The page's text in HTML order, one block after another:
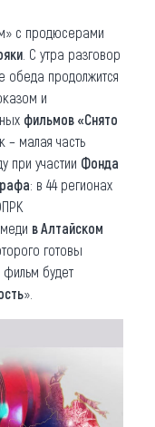
с продюсерами
. С утра разговор
обеда продолжится
и
фильмов «Снято
– малая часть
при участии Фонда
: в 44 регионах
в Алтайском
готовы
фильм будет
».